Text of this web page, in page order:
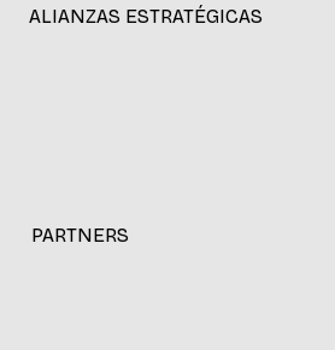
ALIANZAS ESTRATÉGICAS
PARTNERS